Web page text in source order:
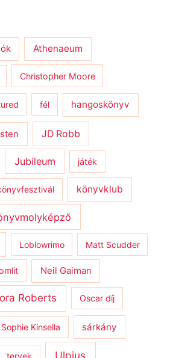
Athenaeum
Christopher Moore
fél hangoskönyv
JD Robb
Jubileum játék
könyvklub
Loblowrimo Matt Scudder
Neil Gaiman
Roberts Oscar díj
Sophie Kinsella sárkány
tervek Ulpius